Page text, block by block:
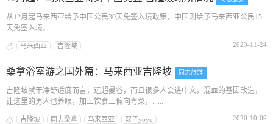
从12月起马来西亚给予中国公民30天免签入境政策，中国则给予马来西亚公民15
天免签入境。......
马来西亚 吉隆坡 2023-11-24
桑拿浴室游之国外篇：马来西亚吉隆坡 同志旅游
吉隆坡就干净舒适度而言，远超曼谷，而且很多人会进中文，混血的基因改造，
让这里的男人也养眼，加上饮食上偏向粤菜，......
吉隆坡 同志桑拿 马来西亚 双子yoyo 2020-10-09